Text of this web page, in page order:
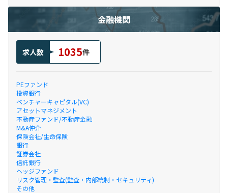
金融機関
求人数 1035件
PEファンド
投資銀行
ベンチャーキャピタル(VC)
アセットマネジメント
不動産ファンド/不動産金融
M&A仲介
保険会社/生命保険
銀行
証券会社
信託銀行
ヘッジファンド
リスク管理・監査(監査・内部統制・セキュリティ)
その他